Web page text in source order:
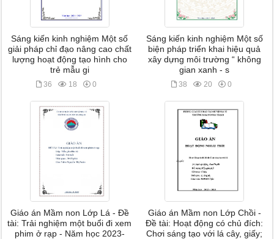
Sáng kiến kinh nghiệm Một số
giải pháp chỉ đạo nâng cao chất
lượng hoạt động tạo hình cho
trẻ mẫu gi
36 18 0
Sáng kiến kinh nghiệm Một số
biện pháp triển khai hiệu quả
xây dựng môi trường “ không
gian xanh - s
38 20 0
Giáo án Mầm non Lớp Lá - Đề
tài: Trải nghiệm một buổi đi xem
phim ở rạp - Năm học 2023-
Giáo án Mầm non Lớp Chồi -
Đề tài: Hoạt động có chủ đích:
Chơi sáng tạo với lá cây, giấy;